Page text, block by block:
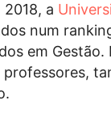
a
num
em